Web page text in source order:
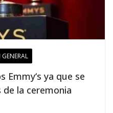
Emmy‘s ya que se
la ceremonia